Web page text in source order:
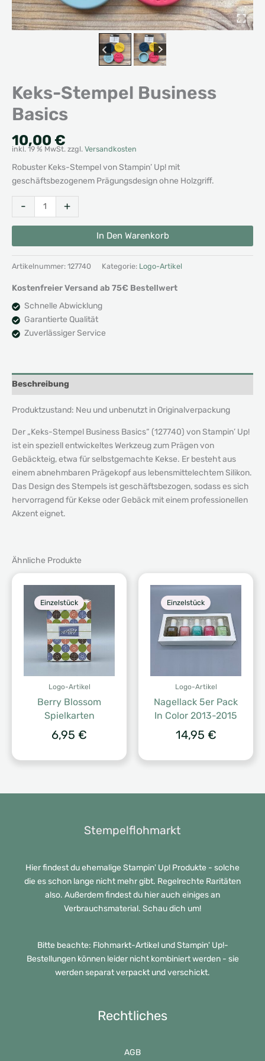
Keks-Stempel Business
Basics
10,00 €
inkl. 19 % MwSt. zzgl. Versandkosten
Robuster Keks-Stempel von Stampin’ Up! mit
geschäftsbezogenem Prägungsdesign ohne Holzgriff.
-
Stempel
Business
Basics
Menge
+
In Den Warenkorb
Artikelnummer: 127740 Kategorie: Logo-Artikel
Kostenfreier Versand ab 75€ Bestellwert
Schnelle Abwicklung
Garantierte Qualität
Zuverlässiger Service
Beschreibung
Produktzustand: Neu und unbenutzt in Originalverpackung
Der „Keks-Stempel Business Basics“ (127740) von Stampin’ Up!
ist ein speziell entwickeltes Werkzeug zum Prägen von
Gebäckteig, etwa für selbstgemachte Kekse. Er besteht aus
einem abnehmbaren Prägekopf aus lebensmittelechtem Silikon.
Das Design des Stempels ist geschäftsbezogen, sodass es sich
hervorragend für Kekse oder Gebäck mit einem professionellen
Akzent eignet.
Ähnliche Produkte
Einzelstück
Logo-Artikel
Berry Blossom
Spielkarten
6,95 €
Einzelstück
Logo-Artikel
Nagellack 5er Pack
In Color 2013-2015
14,95 €
Stempelflohmarkt
Hier findest du ehemalige Stampin' Up! Produkte - solche
die es schon lange nicht mehr gibt. Regelrechte Raritäten
also. Außerdem findest du hier auch einiges an
Verbrauchsmaterial. Schau dich um!
Bitte beachte: Flohmarkt-Artikel und Stampin' Up!-
Bestellungen können leider nicht kombiniert werden - sie
werden separat verpackt und verschickt.
Rechtliches
AGB